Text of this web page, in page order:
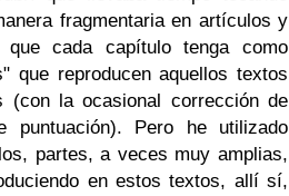
fragmentaria en artículos y
cada capítulo tenga como
que reproducen aquellos textos
(con la ocasional corrección de
Pero he utilizado
partes, a veces muy amplias,
en estos textos, allí sí,